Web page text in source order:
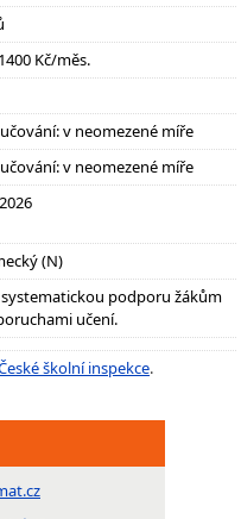
Kč/měs.
v neomezené míře
v neomezené míře
(N)
podporu žákům
učení.
školní inspekce.